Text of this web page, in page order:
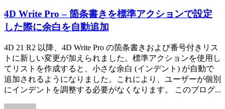
4D Write Pro – 箇条書きを標準アクションで設定
した際に余白を自動追加
4D 21 R2 以降、4D Write Pro の箇条書きおよび番号付きリス
トに新しい変更が加えられました。標準アクションを使用し
てリストを作成すると、小さな余白 (インデント) が自動で
追加されるようになりました。これにより、ユーザーが個別
にインデントを調整する必要がなくなります。 このブログ...